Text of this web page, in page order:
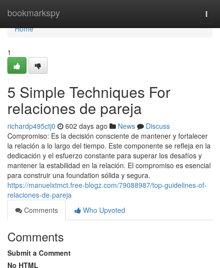
bookmarkspy
Home
Home
1
5 Simple Techniques For
relaciones de pareja
richardp495ctj0 602 days ago News
Discuss
Compromiso: Es la decisión consciente de mantener y fortalecer
la relación a lo largo del tiempo. Este componente se refleja en la
dedicación y el esfuerzo constante para superar los desafíos y
mantener la estabilidad en la relación. El compromiso es esencial
para construir una foundation sólida y segura.
https://manuelxtmct.free-blogz.com/79088987/top-guidelines-of-
relaciones-de-pareja
Comments
Who Upvoted
Comments
Submit a Comment
No HTML